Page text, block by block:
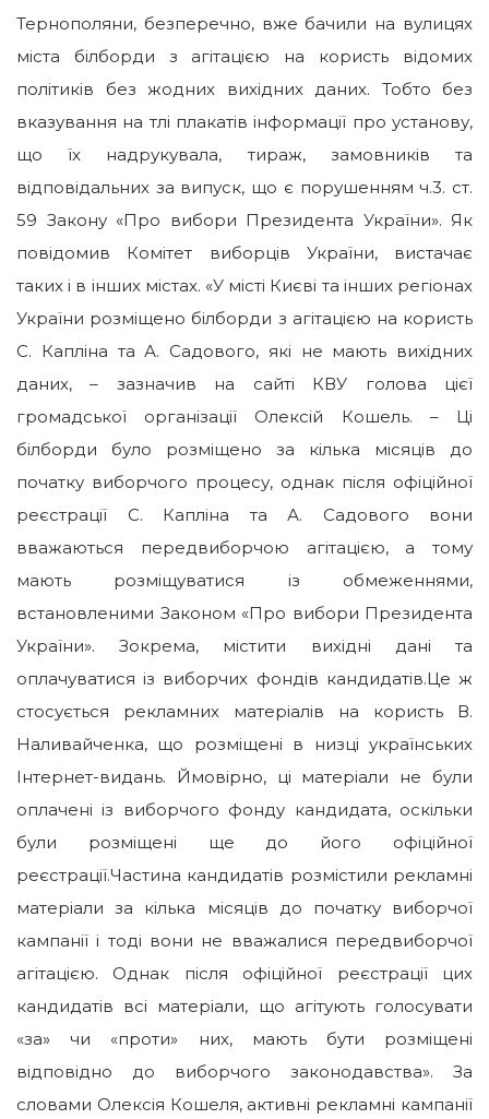
Тернополяни, безперечно, вже бачили на вулицях
міста білборди з агітацією на користь відомих
політиків без жодних вихідних даних. Тобто без
вказування на тлі плакатів інформації про установу,
що їх надрукувала, тираж, замовників та
відповідальних за випуск, що є порушенням ч.3. ст.
59 Закону «Про вибори Президента України». Як
повідомив Комітет виборців України, вистачає
таких і в інших містах. «У місті Києві та інших регіонах
України розміщено білборди з агітацією на користь
С. Капліна та А. Садового, які не мають вихідних
даних, – зазначив на сайті КВУ голова цієї
громадської організації Олексій Кошель. – Ці
білборди було розміщено за кілька місяців до
початку виборчого процесу, однак після офіційної
реєстрації С. Капліна та А. Садового вони
вважаються передвиборчою агітацією, а тому
мають розміщуватися із обмеженнями,
встановленими Законом «Про вибори Президента
України». Зокрема, містити вихідні дані та
оплачуватися із виборчих фондів кандидатів.Це ж
стосується рекламних матеріалів на користь В.
Наливайченка, що розміщені в низці українських
Інтернет-видань. Ймовірно, ці матеріали не були
оплачені із виборчого фонду кандидата, оскільки
були розміщені ще до його офіційної
реєстрації.Частина кандидатів розмістили рекламні
матеріали за кілька місяців до початку виборчої
кампанії і тоді вони не вважалися передвиборчої
агітацією. Однак після офіційної реєстрації цих
кандидатів всі матеріали, що агітують голосувати
«за» чи «проти» них, мають бути розміщені
відповідно до виборчого законодавства». За
словами Олексія Кошеля, активні рекламні кампанії